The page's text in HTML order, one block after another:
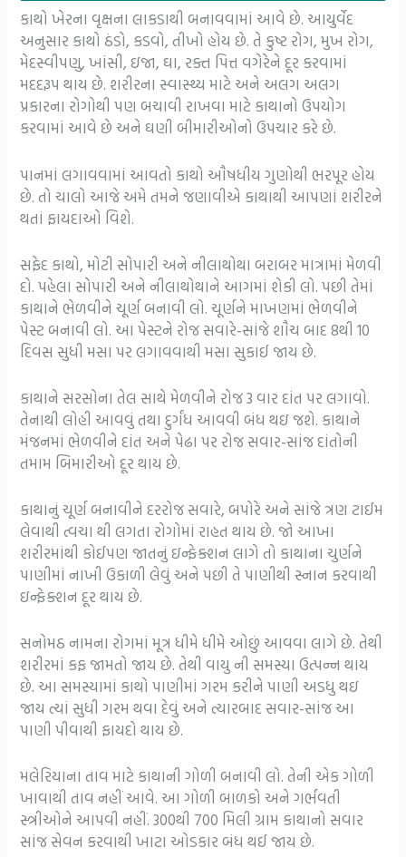
કાથો ખેરના વૃક્ષના લાકડાથી બનાવવામાં આવે છે. આયુર્વેદ
અનુસાર કાથો ઠંડો, કડવો, તીખો હોય છે. તે કુષ્ટ રોગ, મુખ રોગ,
મેદસ્વીપણુ, ખાંસી, ઇજા, ઘા, રક્ત પિત્ત વગેરેને દૂર કરવામાં
મદદરૂપ થાય છે. શરીરના સ્વાસ્થ્ય માટે અને અલગ અલગ
પ્રકારના રોગોથી પણ બચાવી રાખવા માટે કાથાનો ઉપયોગ
કરવામાં આવે છે અને ઘણી બીમારીઓનો ઉપચાર કરે છે.
પાનમાં લગાવવામાં આવતો કાથો ઔષધીય ગુણોથી ભરપૂર હોય
છે. તો ચાલો આજે અમે તમને જણાવીએ કાથાથી આપણાં શરીરને
થતાં ફાયદાઓ વિશે.
સફેદ કાથો, મોટી સોપારી અને નીલાથોથા બરાબર માત્રામાં મેળવી
દો. પહેલા સોપારી અને નીલાથોથાને આગમાં શેકી લો. પછી તેમાં
કાથાને ભેળવીને ચૂર્ણ બનાવી લો. ચૂર્ણને માખણમાં ભેળવીને
પેસ્ટ બનાવી લો. આ પેસ્ટને રોજ સવારે-સાંજે શૌચ બાદ 8થી 10
દિવસ સુધી મસા પર લગાવવાથી મસા સુકાઈ જાય છે.
કાથાને સરસોના તેલ સાથે મેળવીને રોજ 3 વાર દાંત પર લગાવો.
તેનાથી લોહી આવવું તથા દુર્ગંધ આવવી બંધ થઇ જશે. કાથાને
મંજનમાં ભેળવીને દાંત અને પેઢા પર રોજ સવાર-સાંજ દાંતોની
તમામ બિમારીઓ દૂર થાય છે.
કાથાનું ચૂર્ણ બનાવીને દરરોજ સવારે, બપોરે અને સાંજે ત્રણ ટાઈમ
લેવાથી ત્વચા થી લગતા રોગોમાં રાહત થાય છે. જો આખા
શરીરમાંથી કોઈપણ જાતનું ઇન્ફેક્શન લાગે તો કાથાના ચુર્ણને
પાણીમાં નાખી ઉકાળી લેવું અને પછી તે પાણીથી સ્નાન કરવાથી
ઇન્ફેક્શન દૂર થાય છે.
સનોમઠ નામના રોગમાં મૂત્ર ધીમે ધીમે ઓછું આવવા લાગે છે. તેથી
શરીરમાં કફ જામતો જાય છે. તેથી વાયુ ની સમસ્યા ઉત્પન્ન થાય
છે. આ સમસ્યામાં કાથો પાણીમાં ગરમ કરીને પાણી અડધુ થઇ
જાય ત્યાં સુધી ગરમ થવા દેવું અને ત્યારબાદ સવાર-સાંજ આ
પાણી પીવાથી ફાયદો થાય છે.
મલેરિયાના તાવ માટે કાથાની ગોળી બનાવી લો. તેની એક ગોળી
ખાવાથી તાવ નહીં આવે. આ ગોળી બાળકો અને ગર્ભવતી
સ્ત્રીઓને આપવી નહીં. 300થી 700 મિલી ગ્રામ કાથાનો સવાર
સાંજ સેવન કરવાથી ખાટા ઓડકાર બંધ થઈ જાય છે.